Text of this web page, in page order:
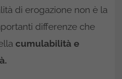
di erogazione non è la
differenze che
cumulabilità e